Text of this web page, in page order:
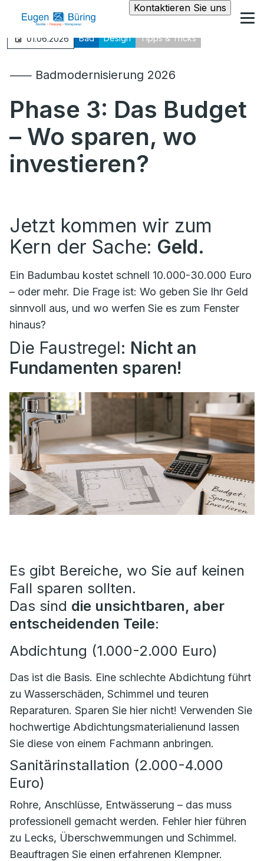
Kontaktieren Sie uns
01.06.2026 Bad Design Tipps & Tricks
⸺ Badmodernisierung 2026
Phase 3: Das Budget
– Wo sparen, wo
investieren?
Jetzt kommen wir zum
Kern der Sache: Geld.
Ein Badumbau kostet schnell 10.000-30.000 Euro
– oder mehr. Die Frage ist: Wo geben Sie Ihr Geld
sinnvoll aus, und wo werfen Sie es zum Fenster
hinaus?
Die Faustregel: Nicht an
Fundamenten sparen!
Es gibt Bereiche, wo Sie auf keinen
Fall sparen sollten.
Das sind die unsichtbaren, aber
entscheidenden Teile:
Abdichtung (1.000-2.000 Euro)
Das ist die Basis. Eine schlechte Abdichtung führt
zu Wasserschäden, Schimmel und teuren
Reparaturen. Sparen Sie hier nicht! Verwenden Sie
hochwertige Abdichtungsmaterialienund lassen
Sie diese von einem Fachmann anbringen.
Sanitärinstallation (2.000-4.000
Euro)
Rohre, Anschlüsse, Entwässerung – das muss
professionell gemacht werden. Fehler hier führen
zu Lecks, Überschwemmungen und Schimmel.
Beauftragen Sie einen erfahrenen Klempner.